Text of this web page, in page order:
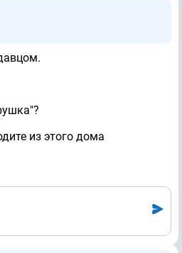
из этого дома